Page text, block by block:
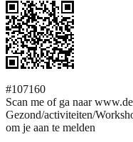
#107160
Scan me of ga naar
Gezond/activiteiten/
om je aan te melden